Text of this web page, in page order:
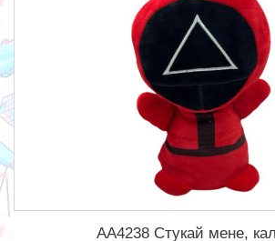
AA4238 Стукай мене,